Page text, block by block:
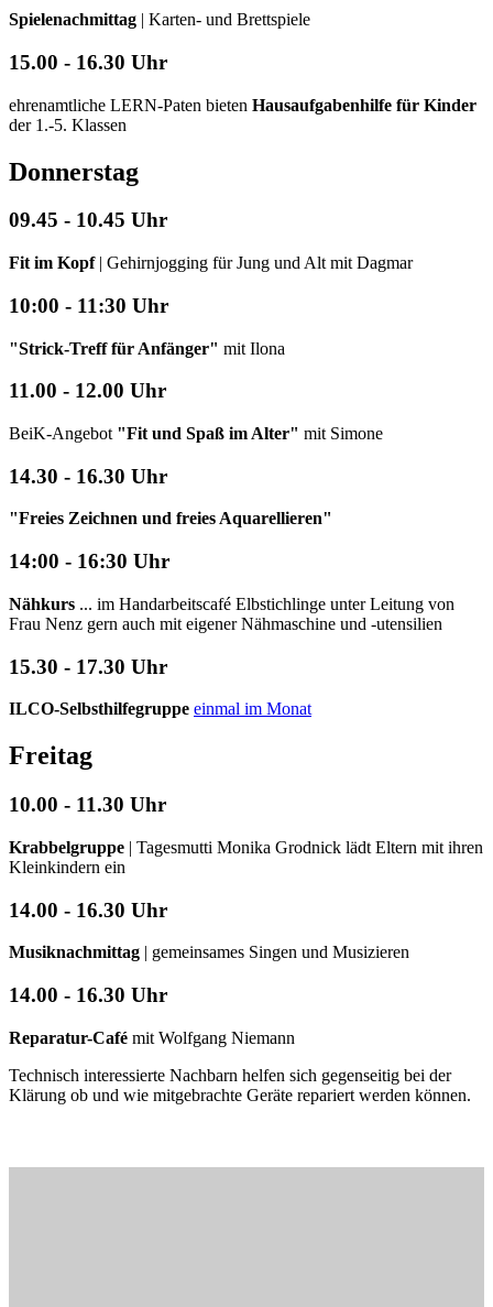
Spielenachmittag | Karten- und Brettspiele
15.00 - 16.30 Uhr
ehrenamtliche LERN-Paten bieten Hausaufgabenhilfe für Kinder
der 1.-5. Klassen
Donnerstag
09.45 - 10.45 Uhr
Fit im Kopf | Gehirnjogging für Jung und Alt mit Dagmar
10:00 - 11:30 Uhr
"Strick-Treff für Anfänger" mit Ilona
11.00 - 12.00 Uhr
BeiK-Angebot "Fit und Spaß im Alter" mit Simone
14.30 - 16.30 Uhr
"Freies Zeichnen und freies Aquarellieren"
14:00 - 16:30 Uhr
Nähkurs ... im Handarbeitscafé Elbstichlinge unter Leitung von
Frau Nenz gern auch mit eigener Nähmaschine und -utensilien
15.30 - 17.30 Uhr
ILCO-Selbsthilfegruppe einmal im Monat
Freitag
10.00 - 11.30 Uhr
Krabbelgruppe | Tagesmutti Monika Grodnick lädt Eltern mit ihren
Kleinkindern ein
14.00 - 16.30 Uhr
Musiknachmittag | gemeinsames Singen und Musizieren
14.00 - 16.30 Uhr
Reparatur-Café mit Wolfgang Niemann
Technisch interessierte Nachbarn helfen sich gegenseitig bei der
Klärung ob und wie mitgebrachte Geräte repariert werden können.